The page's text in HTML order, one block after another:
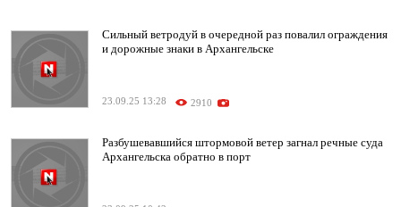
Сильный ветродуй в очередной раз повалил ограждения
и дорожные знаки в Архангельске
23.09.25 13:28 2910
Разбушевавшийся штормовой ветер загнал речные суда
Архангельска обратно в порт